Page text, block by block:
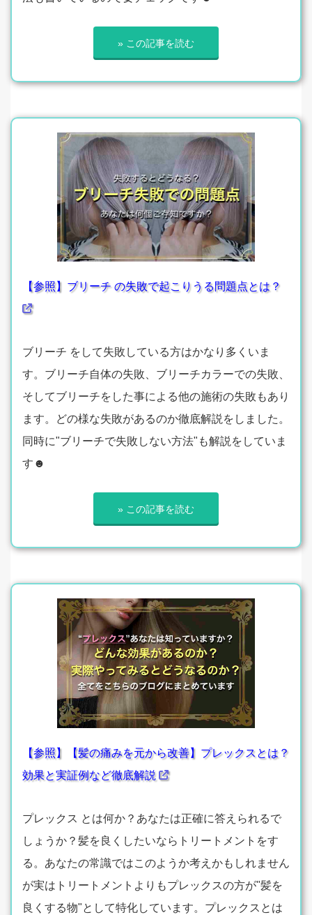
» この記事を読む
【参照】ブリーチ の失敗で起こりうる問題点とは？
ブリーチ をして失敗している方はかなり多くいま
す。ブリーチ自体の失敗、ブリーチカラーでの失敗、
そしてブリーチをした事による他の施術の失敗もあり
ます。どの様な失敗があるのか徹底解説をしました。
同時に"ブリーチで失敗しない方法"も解説をしていま
す☻
» この記事を読む
【参照】【髪の痛みを元から改善】プレックスとは？
効果と実証例など徹底解説
プレックス とは何か？あなたは正確に答えられるで
しょうか？髪を良くしたいならトリートメントをす
る。あなたの常識ではこのようか考えかもしれません
が実はトリートメントよりもプレックスの方が"髪を
良くする物"として特化しています。プレックスとは